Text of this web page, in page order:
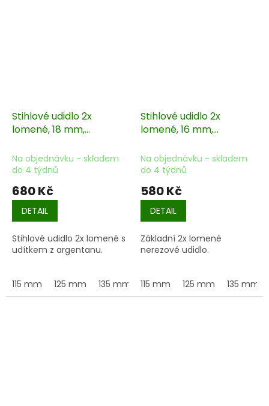
Stihlové udidlo 2x
lomené, 18 mm,
Na objednávku - skladem
do 4 týdnů
680 Kč
DETAIL
Stihlové udidlo 2x lomené s
udítkem z argentanu.
115 mm 125 mm 135 mm 145 mm 155 mm
Stihlové udidlo 2x
lomené, 16 mm,
Na objednávku - skladem
do 4 týdnů
580 Kč
DETAIL
Základní 2x lomené
nerezové udidlo.
115 mm 125 mm 135 mm